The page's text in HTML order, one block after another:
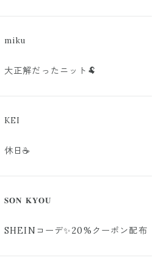
miku
大正解だったニット🐏
KEI
休日☕️
𝐒𝐎𝐍 𝐊𝐘𝐎𝐔
SHEINコーデ✨20%クーポン配布